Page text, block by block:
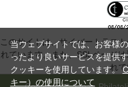
このサイトは、サイバートラス
れています。また、SSLページ
れ
当ウェブサイトでは、お客様
ったより良いサービスを提供
クッキーを使用しています。
キー）の使用について